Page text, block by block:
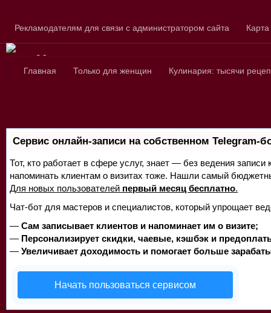
Рекламодателям для связи с администратором сайта
Сайт для
Главная Только для женщин Кулинария: тысячи
Сервис онлайн-записи на собственном Telegram-
Тот, кто работает в сфере услуг, знает — без ведения
напоминать клиентам о визитах тоже. Нашли самый
Для новых пользователей первый месяц бесплатно.
Чат-бот для мастеров и специалистов, который упрощает
— Сам записывает клиентов и напоминает им о визите;
— Персонализирует скидки, чаевые, кэшбэк и
— Увеличивает доходимость и помогает больше
Начать пользоваться сервисом